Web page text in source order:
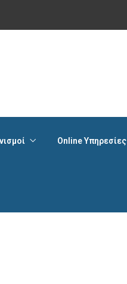
Online Υπηρεσίες